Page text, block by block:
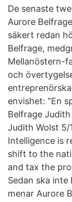
De senaste
Aurore
säkert redan
Belfrage,
Mellanöstern-
och
envishet: ”En
Belfrage
Judith Wolst
Intelligence is
shift to the
and tax the
Sedan ska inte
menar Aurore